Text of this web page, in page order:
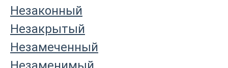
Незаконный
Незакрытый
Незамеченный